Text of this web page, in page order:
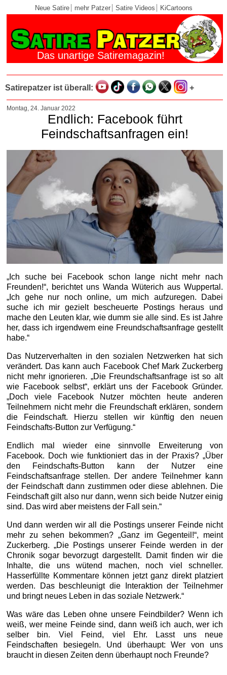
Neue Satire mehr Patzer Satire Videos KiCartoons
Das unartige Satiremagazin!
Satirepatzer ist überall: +
Montag, 24. Januar 2022
Endlich: Facebook führt
Feindschaftsanfragen ein!
„Ich suche bei Facebook schon lange nicht mehr nach
Freunden!“, berichtet uns Wanda Wüterich aus Wuppertal.
„Ich gehe nur noch online, um mich aufzuregen. Dabei
suche ich mir gezielt bescheuerte Postings heraus und
mache den Leuten klar, wie dumm sie alle sind. Es ist Jahre
her, dass ich irgendwem eine Freundschaftsanfrage gestellt
habe.“
Das Nutzerverhalten in den sozialen Netzwerken hat sich
verändert. Das kann auch Facebook Chef Mark Zuckerberg
nicht mehr ignorieren. „Die Freundschaftsanfrage ist so alt
wie Facebook selbst“, erklärt uns der Facebook Gründer.
„Doch viele Facebook Nutzer möchten heute anderen
Teilnehmern nicht mehr die Freundschaft erklären, sondern
die Feindschaft. Hierzu stellen wir künftig den neuen
Feindschafts-Button zur Verfügung.“
Endlich mal wieder eine sinnvolle Erweiterung von
Facebook. Doch wie funktioniert das in der Praxis? „Über
den Feindschafts-Button kann der Nutzer eine
Feindschaftsanfrage stellen. Der andere Teilnehmer kann
der Feindschaft dann zustimmen oder diese ablehnen. Die
Feindschaft gilt also nur dann, wenn sich beide Nutzer einig
sind. Das wird aber meistens der Fall sein.“
Und dann werden wir all die Postings unserer Feinde nicht
mehr zu sehen bekommen? „Ganz im Gegenteil!“, meint
Zuckerberg. „Die Postings unserer Feinde werden in der
Chronik sogar bevorzugt dargestellt. Damit finden wir die
Inhalte, die uns wütend machen, noch viel schneller.
Hasserfüllte Kommentare können jetzt ganz direkt platziert
werden. Das beschleunigt die Interaktion der Teilnehmer
und bringt neues Leben in das soziale Netzwerk.“
Was wäre das Leben ohne unsere Feindbilder? Wenn ich
weiß, wer meine Feinde sind, dann weiß ich auch, wer ich
selber bin. Viel Feind, viel Ehr. Lasst uns neue
Feindschaften besiegeln. Und überhaupt: Wer von uns
braucht in diesen Zeiten denn überhaupt noch Freunde?